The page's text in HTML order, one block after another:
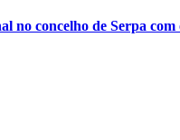
no concelho de Serpa